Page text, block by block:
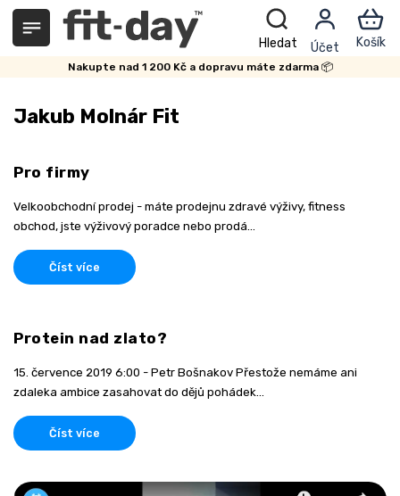
Přejít
obsah
Nakupte nad 1 200 Kč a dopravu máte zdarma 📦
Jakub Molnár Fit
ý
i
s
č
l
á
ů
Pro firmy
Velkoobchodní prodej - máte prodejnu zdravé výživy, fitness
obchod, jste výživový poradce nebo prodá...
Číst více
Protein nad zlato?
15. července 2019 6:00 - Petr Bošnakov Přestože nemáme ani
zdaleka ambice zasahovat do dějů pohádek...
Číst více